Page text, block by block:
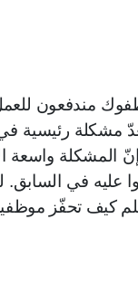
مندفعون
مشكلة رئيسية
عليه في
كيف تحفّز